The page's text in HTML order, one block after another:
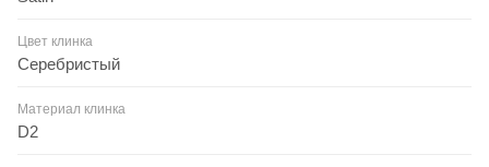
Цвет клинка
Серебристый
Материал клинка
D2